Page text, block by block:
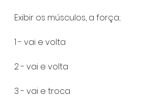
Exibir os músculos, a força;
1 - vai e volta
2 - vai e volta
3 - vai e troca